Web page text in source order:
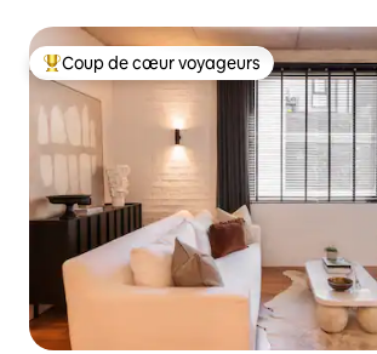
Coups de cœur voyageurs les plus
Coup de cœur voyageurs